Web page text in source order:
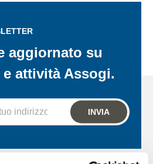
aggiornato su
attività Assogi.
INVIA